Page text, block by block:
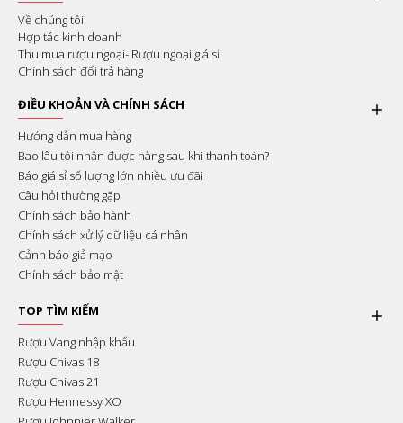
Về chúng tôi
Hợp tác kinh doanh
Thu mua rượu ngoại- Rượu ngoại giá sỉ
Chính sách đổi trả hàng
ĐIỀU KHOẢN VÀ CHÍNH SÁCH
Hướng dẫn mua hàng
Bao lâu tôi nhận được hàng sau khi thanh toán?
Báo giá sỉ số lượng lớn nhiều ưu đãi
Câu hỏi thường gặp
Chính sách bảo hành
Chính sách xử lý dữ liệu cá nhân
Cảnh báo giả mạo
Chính sách bảo mật
TOP TÌM KIẾM
Rượu Vang nhập khẩu
Rượu Chivas 18
Rượu Chivas 21
Rượu Hennessy XO